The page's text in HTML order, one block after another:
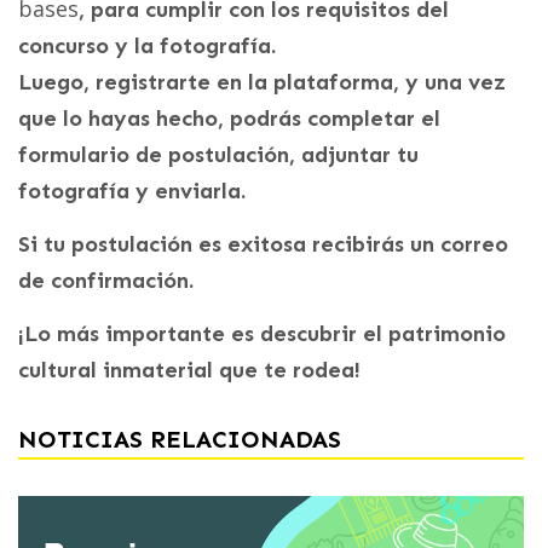
bases, para cumplir con los requisitos del
concurso y la fotografía.
Luego, registrarte en la plataforma, y una vez
que lo hayas hecho, podrás completar el
formulario de postulación, adjuntar tu
fotografía y enviarla.
Si tu postulación es exitosa recibirás un correo
de confirmación.
¡Lo más importante es descubrir el patrimonio
cultural inmaterial que te rodea!
NOTICIAS RELACIONADAS